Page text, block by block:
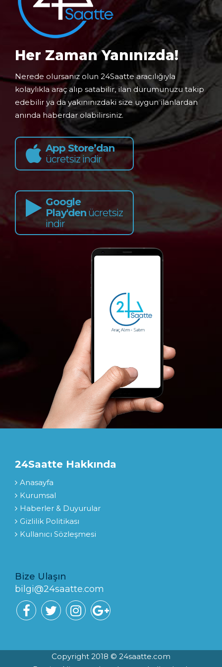
Her Zaman Yanınızda!
Nerede olursanız olun 24Saatte aracılığıyla
kolaylıkla araç alıp satabilir, ilan durumunuzu takip
edebilir ya da yakınınızdaki size uygun ilanlardan
anında haberdar olabilirsiniz.
App Store’dan
ücretsiz indir
Google
Play'den ücretsiz
indir
24Saatte Hakkında
Anasayfa
Kurumsal
Haberler & Duyurular
Gizlilik Politikası
Kullanıcı Sözleşmesi
Bize Ulaşın
bilgi@24saatte.com
Copyright 2018 © 24saatte.com